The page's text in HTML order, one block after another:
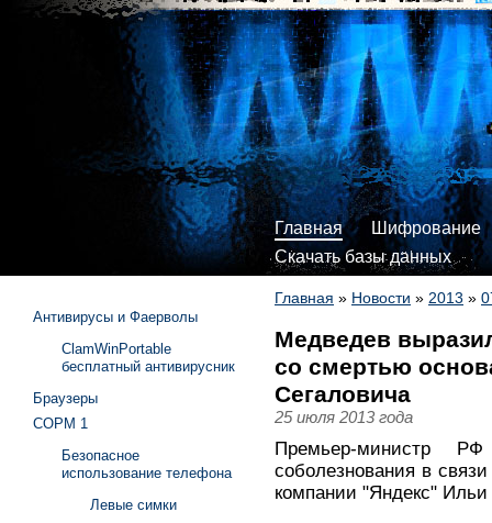
Главная
Шифрование
Скачать базы данных
Главная » Новости » 2013 »
Медведев
со смертью
Сегаловича
25 июля 2013 года
Премьер-министр
соболезнования в
компании "Яндекс" Ильи
Антивирусы и Фаерволы
ClamWinPortable
бесплатный антивирусник
Браузеры
СОРМ 1
Безопасное
использование телефона
Левые симки